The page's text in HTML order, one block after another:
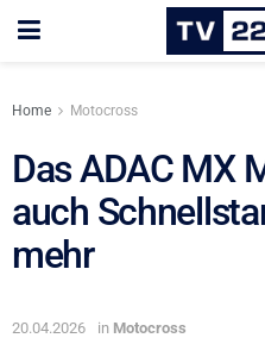
Home Motocross
Das ADAC MX
auch
mehr
20.04.2026 in Motocross